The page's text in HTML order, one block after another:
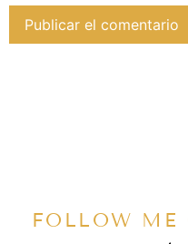
FOLLOW ME